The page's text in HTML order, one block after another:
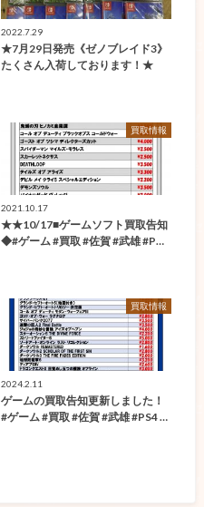
2022.7.29
★7月29日発売《ゼノブレイド3》
たくさん入荷しております！★
買取情報
2021.10.17
★★10/17■ゲームソフト買取告知
◆#ゲーム #買取 #佐賀 #武雄 #P…
買取情報
2024.2.11
ゲームの買取告知更新しました！
#ゲーム #買取 #佐賀 #武雄 #PS4 …